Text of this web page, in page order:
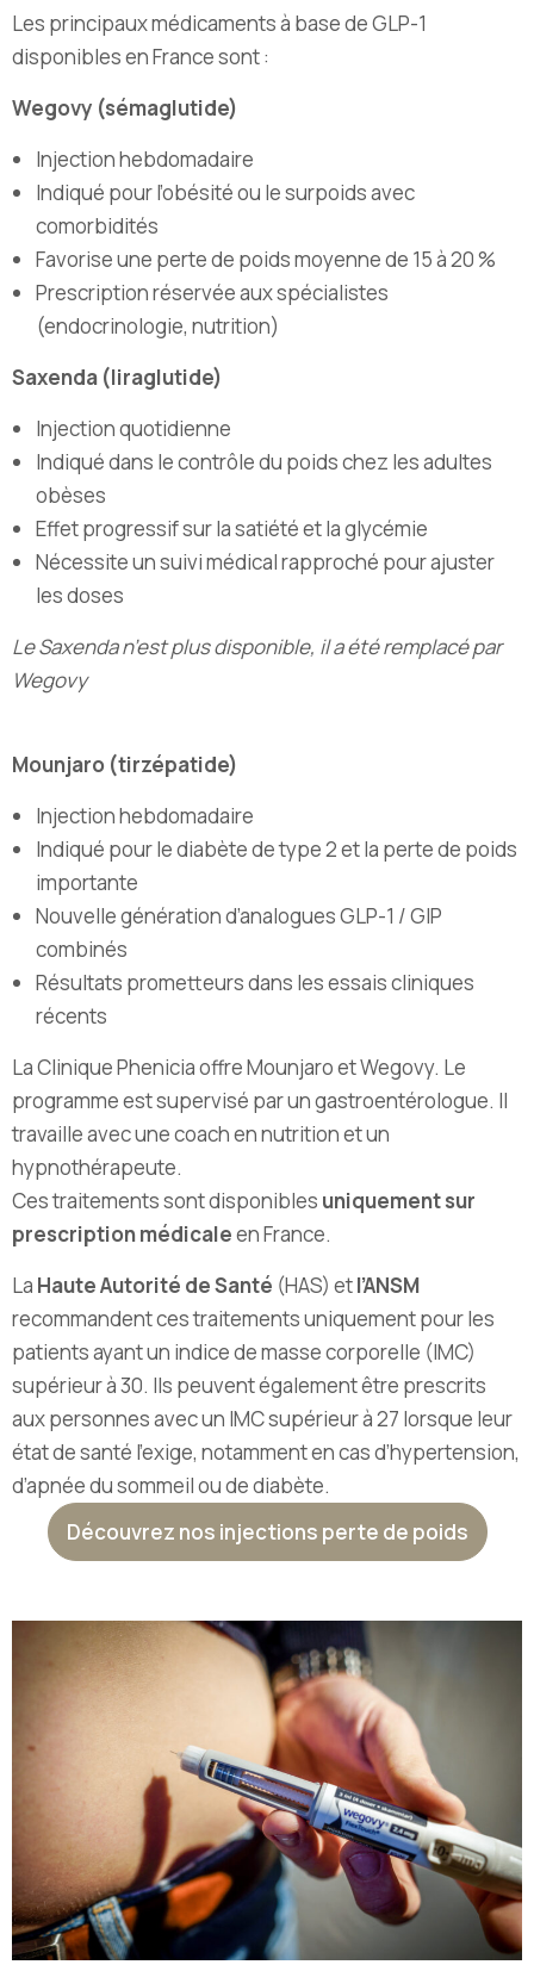
Les principaux médicaments à base de GLP-1
disponibles en France sont :
Wegovy (sémaglutide)
Injection hebdomadaire
Indiqué pour l’obésité ou le surpoids avec
comorbidités
Favorise une perte de poids moyenne de 15 à 20 %
Prescription réservée aux spécialistes
(endocrinologie, nutrition)
Saxenda (liraglutide)
Injection quotidienne
Indiqué dans le contrôle du poids chez les adultes
obèses
Effet progressif sur la satiété et la glycémie
Nécessite un suivi médical rapproché pour ajuster
les doses
Le Saxenda n’est plus disponible, il a été remplacé par
Wegovy
Mounjaro (tirzépatide)
Injection hebdomadaire
Indiqué pour le diabète de type 2 et la perte de poids
importante
Nouvelle génération d’analogues GLP-1 / GIP
combinés
Résultats prometteurs dans les essais cliniques
récents
La Clinique Phenicia offre Mounjaro et Wegovy. Le
programme est supervisé par un gastroentérologue. Il
travaille avec une coach en nutrition et un
hypnothérapeute.
Ces traitements sont disponibles uniquement sur
prescription médicaleen France.
La Haute Autorité de Santé (HAS) etl’ANSM
recommandent ces traitements uniquement pour les
patients ayant un indice de masse corporelle (IMC)
supérieur à 30. Ils peuvent également être prescrits
aux personnes avec un IMC supérieur à 27 lorsque leur
état de santé l’exige, notamment en cas d’hypertension,
d’apnée du sommeil ou de diabète.
Découvrez nos injections perte de poids